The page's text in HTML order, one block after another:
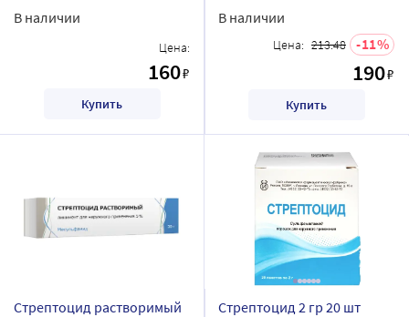
В наличии
Цена:
160₽
Купить
В наличии
Цена: 213.48 11
190₽
Купить
Стрептоцид растворимый
Стрептоцид 2 гр 20 шт